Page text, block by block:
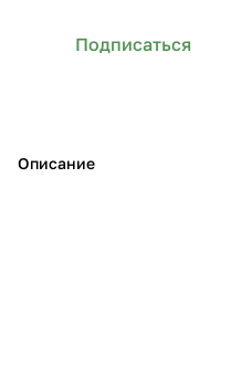
Подписаться
Описание